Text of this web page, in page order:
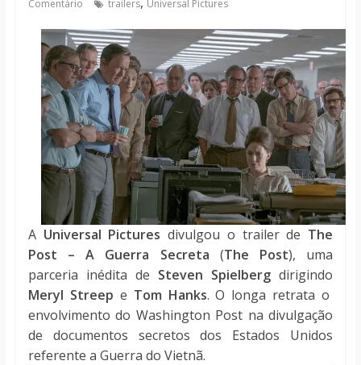
Comentário
trailers Universal Pictures
AUniversal Picturesdivulgou o trailer de The
Post – A Guerra Secreta (The Post), uma
parceria inédita de Steven Spielberg dirigindo
Meryl Streep e Tom Hanks. O longa retrata o
envolvimento do Washington Post na divulgação
de documentos secretos dos Estados Unidos
referente a Guerra do Vietnã.